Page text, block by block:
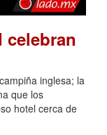
celebran
inglesa; la
que los
hotel cerca de